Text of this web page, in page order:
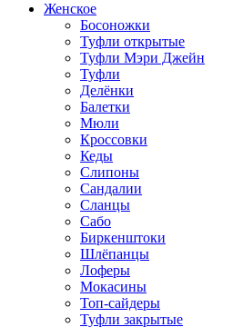
Женское
Босоножки
Туфли открытые
Туфли Мэри Джейн
Туфли
Делёнки
Балетки
Мюли
Кроссовки
Кеды
Слипоны
Сандалии
Сланцы
Сабо
Биркенштоки
Шлёпанцы
Лоферы
Мокасины
Топ-сайдеры
Туфли закрытые